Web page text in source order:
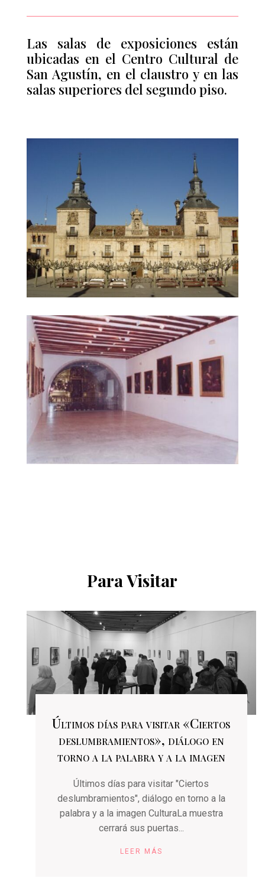
Las salas de exposiciones están
ubicadas en el Centro Cultural de
San Agustín, en el claustro y en las
salas superiores del segundo piso.
Para Visitar
Últimos días para visitar «Ciertos
deslumbramientos», diálogo en
torno a la palabra y a la imagen
Últimos días para visitar "Ciertos
deslumbramientos", diálogo en torno a la
palabra y a la imagen CulturaLa muestra
cerrará sus puertas...
LEER MÁS